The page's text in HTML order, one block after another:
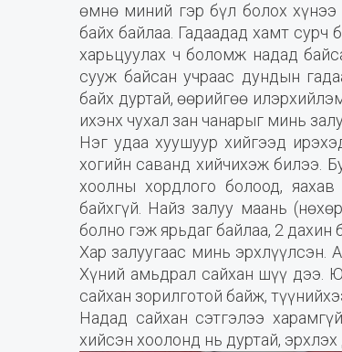
өмнө миний гэр бүл болох
байх байлаа. Гадаадад хамт сурч
харьцуулах ч боломж надад
сууж байсан учраас дундын
байх дуртай, өөрийгөө
ихэнх чухал зан чанарыг минь
Нэг удаа хуушуур хийгээд
хогийн саванд хийчихэж билээ.
хоолны хордлого болоод,
байхгүй. Найз залуу маань
болно гэж ярьдаг байлаа, 2 дахин
Хар залуугаас минь эрхлүүлсэн.
Хүний амьдрал сайхан шүү дээ.
сайхан зорилготой байж,
Надад сайхан сэтгэлээ
хийсэн хоолонд нь дуртай,